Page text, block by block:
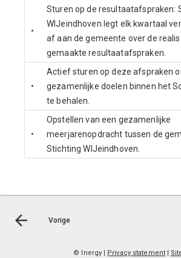
•
Sturen op de resultaatafspraken:
WIJeindhoven legt elk kwartaal
af aan de gemeente over de
gemaakte resultaatafspraken.
•
Actief sturen op deze afspraken
gezamenlijke doelen binnen het
te behalen.
•
Opstellen van een gezamenlijke
meerjarenopdracht tussen de
Stichting WIJeindhoven.
Vorige
© Inergy | Privacy statement|